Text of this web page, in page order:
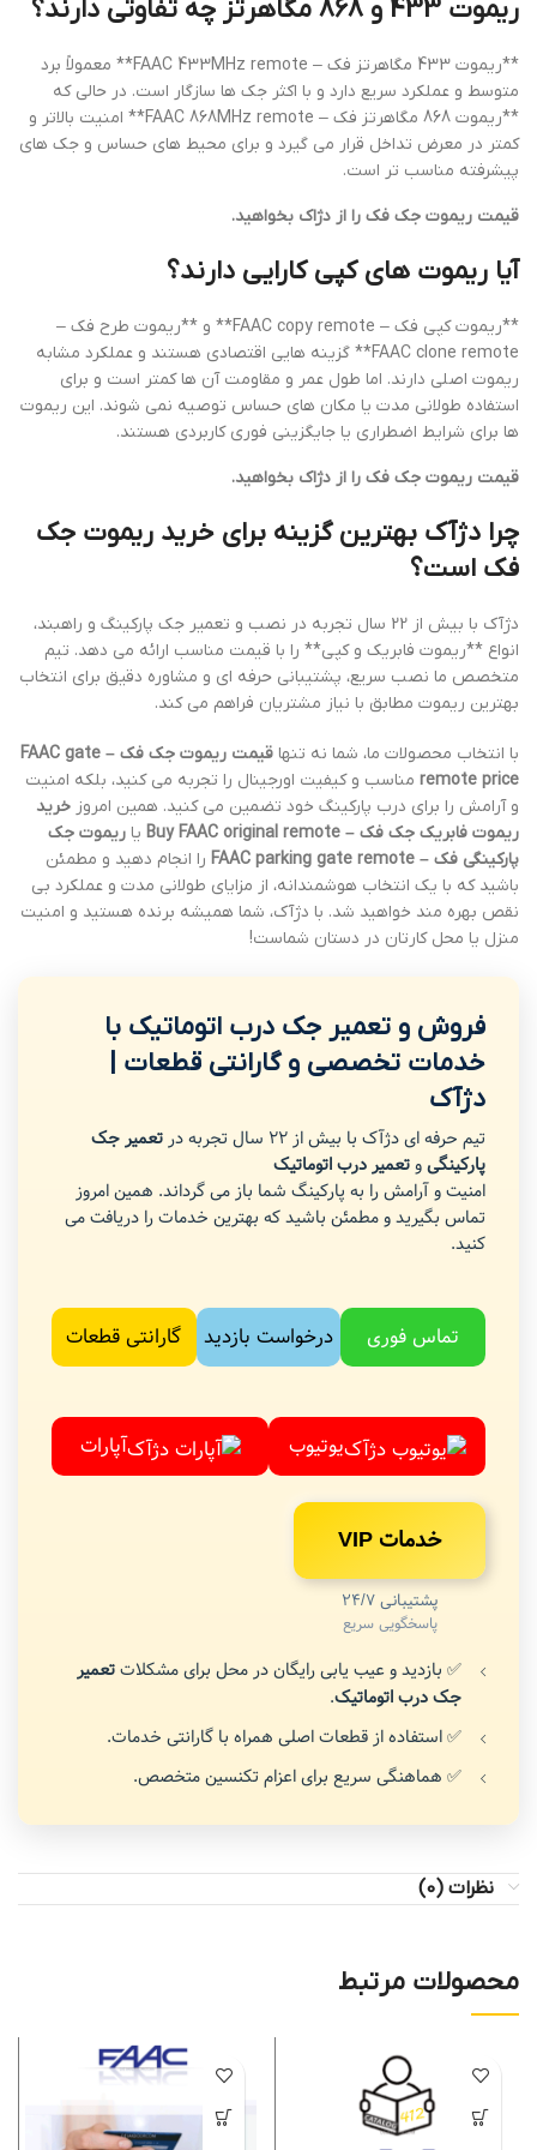
ریموت 433 و 868 مگاهرتز چه تفاوتی دارند؟
**ریموت 433 مگاهرتز فک – FAAC 433MHz remote** معمولاً برد
متوسط و عملکرد سریع دارد و با اکثر جک ها سازگار است. در حالی که
**ریموت 868 مگاهرتز فک – FAAC 868MHz remote** امنیت بالاتر و
کمتر در معرض تداخل قرار می گیرد و برای محیط های حساس و جک های
پیشرفته مناسب تر است.
قیمت ریموت جک فک را از دژاک بخواهید.
آیا ریموت های کپی کارایی دارند؟
**ریموت کپی فک – FAAC copy remote** و **ریموت طرح فک –
FAAC clone remote** گزینه هایی اقتصادی هستند و عملکرد مشابه
ریموت اصلی دارند. اما طول عمر و مقاومت آن ها کمتر است و برای
استفاده طولانی مدت یا مکان های حساس توصیه نمی شوند. این ریموت
ها برای شرایط اضطراری یا جایگزینی فوری کاربردی هستند.
قیمت ریموت جک فک را از دژاک بخواهید.
چرا دژآک بهترین گزینه برای خرید ریموت جک
فک است؟
دژآک با بیش از 22 سال تجربه در نصب و تعمیر جک پارکینگ و راهبند،
انواع **ریموت فابریک و کپی** را با قیمت مناسب ارائه می دهد. تیم
متخصص ما نصب سریع، پشتیبانی حرفه ای و مشاوره دقیق برای انتخاب
بهترین ریموت مطابق با نیاز مشتریان فراهم می کند.
با انتخاب محصولات ما، شما نه تنها
قیمت ریموت جک فک – FAAC gate
remote price مناسب و کیفیت اورجینال را تجربه می کنید، بلکه امنیت
و آرامش را برای درب پارکینگ خود تضمین می کنید. همین امروز خرید
ریموت فابریک جک فک – Buy FAAC original remote
یا ریموت جک
پارکینگی فک – FAAC parking gate remote
را انجام دهید و مطمئن
باشید که با یک انتخاب هوشمندانه، از مزایای طولانی مدت و عملکرد بی
نقص بهره مند خواهید شد. با دژآک، شما همیشه برنده هستید و امنیت
منزل یا محل کارتان در دستان شماست!
فروش و تعمیر جک درب اتوماتیک با
خدمات تخصصی و گارانتی قطعات |
دژآک
تیم حرفه ای دژآک با بیش از 22 سال تجربه در
تعمیر جک
پارکینگیو تعمیر درب اتوماتیک
امنیت و آرامش را به پارکینگ شما باز می گرداند. همین امروز
تماس بگیرید و مطمئن باشید که بهترین خدمات را دریافت می
کنید.
تماس فوری درخواست بازدید گارانتی قطعات
یوتیوب آپارات
خدمات VIP
پشتیبانی 24/7
پاسخگویی سریع
✅ بازدید و عیب یابی رایگان در محل برای مشکلاتتعمیر
جک درب اتوماتیک.
✅ استفاده از قطعات اصلی همراه با گارانتی خدمات.
✅ هماهنگی سریع برای اعزام تکنسین متخصص.
نظرات (0)
محصولات مرتبط